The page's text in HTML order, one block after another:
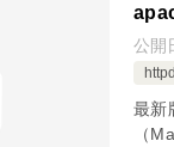
公開
httpd
最新
（